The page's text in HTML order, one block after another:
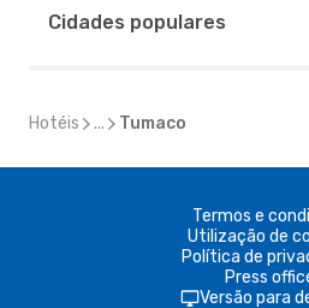
Cidades populares
Hotéis ... Tumaco
Termos e
Utilização de
Política de
Press
Versão para